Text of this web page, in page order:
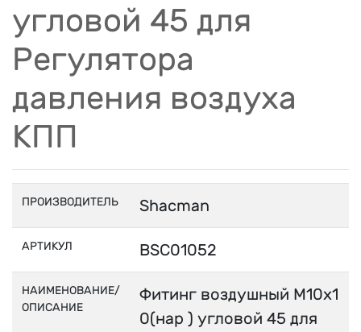
угловой 45 для
Регулятора
давления воздуха
КПП
ПРОИЗВОДИТЕЛЬ Shacman
АРТИКУЛ BSC01052
НАИМЕНОВАНИЕ/
ОПИСАНИЕ
Фитинг воздушный M10x1
0(нар ) угловой 45 для